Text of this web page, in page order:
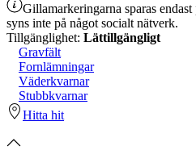
Gillamarkeringarna sparas
syns inte på något socialt nätverk.
Tillgänglighet: Lättillgängligt
Gravfält
Fornlämningar
Väderkvarnar
Stubbkvarnar
Hitta hit